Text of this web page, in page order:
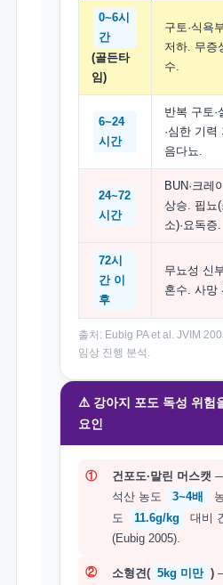
0~6시
간
(골든타
임)
구토·식욕
저하. 무증
수.
6~24
시간
반복 구토·
·심한 기력
음다뇨.
24~72
시간
BUN·크레
상승. 핍뇨
소)·요독증.
72시
간 이
후
무뇨성 신
혼수. 사망
출처: Eubig PA et al. JVIM
임상 진행 분석.
⚠️ 강아지 포도 독성 위험
요인
① 건포도·말린 머스캣
석산 농도
3~4배
도
11.6g/kg 대비
(Eubig 2005).
② 소형견( 5kg 미만 )